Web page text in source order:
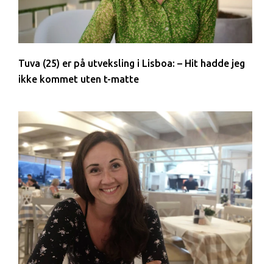
Tuva (25) er på utveksling i Lisboa: – Hit hadde jeg
ikke kommet uten t-matte